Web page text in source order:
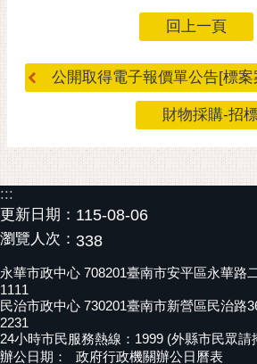
回上一頁
公開取得電子報價單公告[標案
財物採購-招
:::
更新日期： 115-08-06
瀏覽人次： 338
永華市政中心 708201臺南市安平區永華路
1111
民治市政中心 730201臺南市新營區民治路
2231
24小時市民服務熱線：1999 (外縣市民眾請
辦公日期：
政府行政機關辦公日曆表